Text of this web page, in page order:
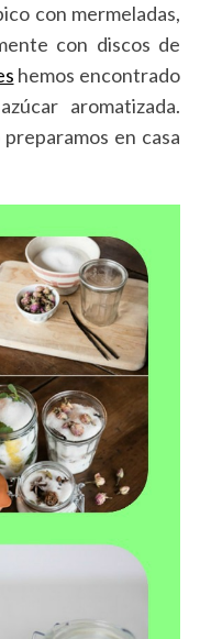
con mermeladas,
con discos de
hemos encontrado
aromatizada.
en casa